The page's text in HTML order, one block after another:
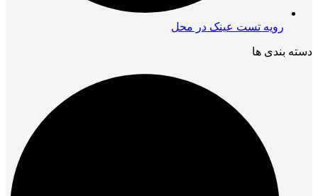
رویه تست عینک در محل
دسته بندی ها